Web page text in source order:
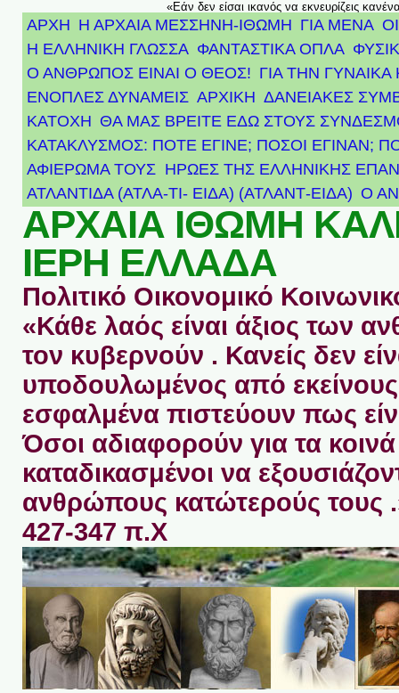
«Εάν δεν είσαι ικανός να εκνευρίζεις
ΑΡΧΗ Η ΑΡΧΑΙΑ ΜΕΣΣΗΝΗ-ΙΘΩΜΗ ΓΙΑ ΜΕΝΑ
Η ΕΛΛΗΝΙΚΗ ΓΛΩΣΣΑ ΦΑΝΤΑΣΤΙΚΑ ΟΠΛΑ
Ο ΑΝΘΡΩΠΟΣ ΕΙΝΑΙ Ο ΘΕΟΣ! ΓΙΑ ΤΗΝ ΓΥΝΑΙΚΑ
ΕΝΟΠΛΕΣ ΔΥΝΑΜΕΙΣ ΑΡΧΙΚΉ ΔΑΝΕΙΑΚΕΣ
ΚΑΤΟΧΗ ΘΑ ΜΑΣ ΒΡΕΙΤΕ ΕΔΩ ΣΤΟΥΣ
ΚΑΤΑΚΛΥΣΜΟΣ: ΠΟΤΕ ΕΓΙΝΕ; ΠΟΣΟΙ ΕΓΙΝΑΝ;
ΑΦΙΈΡΩΜΑ ΤΟΥΣ ΉΡΩΕΣ ΤΗΣ ΕΛΛΗΝΙΚΉΣ
ΑΤΛΑΝΤΊΔΑ (ΑΤΛΑ-ΤΙ- ΕΙΔΑ) (ΑΤΛΑΝΤ-ΕΙΔΑ) Ο
ΑΡΧΑΙΑ ΙΘΩΜΗ
ΙΕΡΗ ΕΛΛΑΔΑ
Πολιτικό Οικονομικό
«Κάθε λαός είναι άξιος των
τον κυβερνούν . Κανείς δεν
υποδουλωμένος από
εσφαλμένα πιστεύουν πως
Όσοι αδιαφορούν για τα κοινά
καταδικασμένοι να
ανθρώπους κατώτερούς τους
427-347 π.Χ